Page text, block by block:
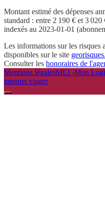
Montant estimé des dépenses
standard : entre 2 190 € et 3
indexés au 2023-01-01
Les informations sur les risques
disponibles sur le site
Consulter les honoraires de
Mentions légalesMLI -Mon
internet viager